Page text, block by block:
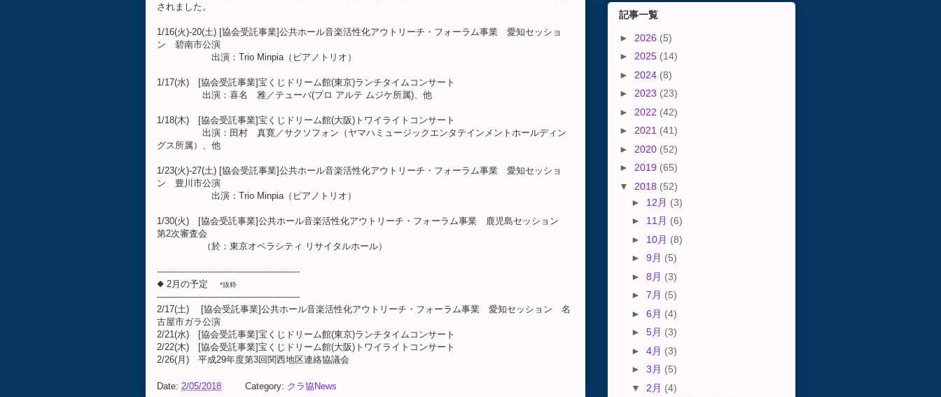
されました。
1/16(火)-20(土) [協会受託事業]公共ホール音楽活性化アウトリーチ・フォーラム事業 愛知セッショ
ン 碧南市公演
出演：Trio Minpia（ピアノトリオ）
1/17(水) [協会受託事業]宝くじドリーム館(東京)ランチタイムコンサート
出演：喜名 雅／テューバ(プロ アルテ ムジケ所属)、他
1/18(木) [協会受託事業]宝くじドリーム館(大阪)トワイライトコンサート
出演：田村 真寛／サクソフォン（ヤマハミュージックエンタテインメントホールディン
グス所属）、他
1/23(火)-27(土) [協会受託事業]公共ホール音楽活性化アウトリーチ・フォーラム事業 愛知セッショ
ン 豊川市公演
出演：Trio Minpia（ピアノトリオ）
1/30(火) [協会受託事業]公共ホール音楽活性化アウトリーチ・フォーラム事業 鹿児島セッション
第2次審査会
（於：東京オペラシティ リサイタルホール）
---------------------------------------------------
◆ 2月の予定
*抜粋
---------------------------------------------------
2/17(土) [協会受託事業]公共ホール音楽活性化アウトリーチ・フォーラム事業 愛知セッション 名
古屋市ガラ公演
2/21(水) [協会受託事業]宝くじドリーム館(東京)ランチタイムコンサート
2/22(木) [協会受託事業]宝くじドリーム館(大阪)トワイライトコンサート
2/26(月) 平成29年度第3回関西地区連絡協議会
Date: 2/05/2018 Category: クラ協News
記事一覧
► 2026 (5)
► 2025 (14)
► 2024 (8)
► 2023 (23)
► 2022 (42)
► 2021 (41)
► 2020 (52)
► 2019 (65)
▼ 2018 (52)
► 12月 (3)
► 11月 (6)
► 10月 (8)
► 9月 (5)
► 8月 (3)
► 7月 (5)
► 6月 (4)
► 5月 (3)
► 4月 (3)
► 3月 (5)
▼ 2月 (4)